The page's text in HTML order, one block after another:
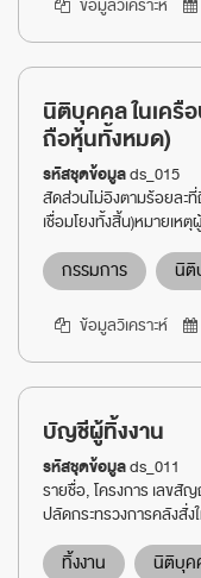
ข้อมูลวิเคราะห์
นิติบุคคล ในเค
ถือหุ้นทั้งหมด)
รหัสชุดข้อมูลds_015
สัดส่วนไม่อิงตามร้อยละ
เชื่อมโยงทั้งสิ้น)หมายเห
กรรมการ นิติ
ข้อมูลวิเคราะห์
บัญชีผู้ทิ้งงาน
รหัสชุดข้อมูลds_011
รายชื่อ, โครงการ เลข
ปลัดกระทรวงการคลังสั่ง
ทิ้งงาน นิติบุค